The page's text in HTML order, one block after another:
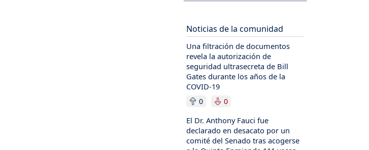
Noticias de la comunidad
Una filtración de documentos
revela la autorización de
seguridad ultrasecreta de Bill
Gates durante los años de la
COVID-19
0 0
El Dr. Anthony Fauci fue
declarado en desacato por un
comité del Senado tras acogerse